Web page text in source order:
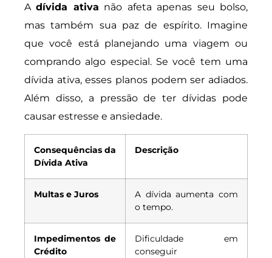
Adívida ativa não afeta apenas seu bolso,
mas também sua paz de espírito. Imagine
que você está planejando uma viagem ou
comprando algo especial. Se você tem uma
dívida ativa, esses planos podem ser adiados.
Além disso, a pressão de ter dívidas pode
causar estresse e ansiedade.
Consequências da
Dívida Ativa
Descrição
Multas e Juros
A dívida aumenta com
o tempo.
Impedimentos de
Crédito
Dificuldade em
conseguir